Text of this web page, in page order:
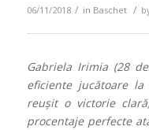
06/11/2018 / in Baschet /
Gabriela Irimia (28
eficiente jucătoare la
reușit o victorie
procentaje perfecte